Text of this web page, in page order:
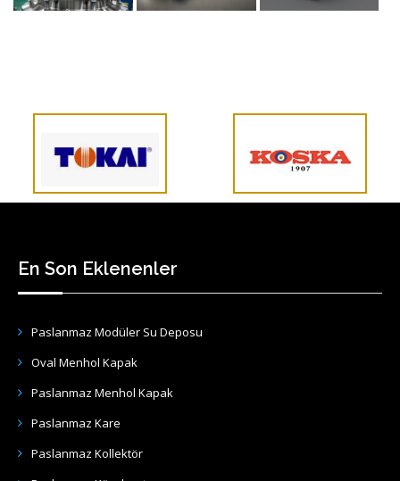
En Son Eklenenler
Paslanmaz Modüler Su Deposu
Oval Menhol Kapak
Paslanmaz Menhol Kapak
Paslanmaz Kare
Paslanmaz Kollektör